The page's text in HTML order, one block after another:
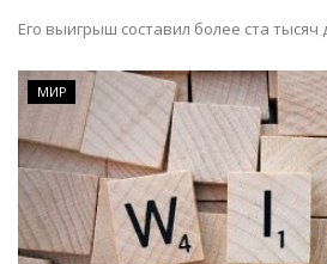
Его выигрыш составил более ста тысяч
МИР